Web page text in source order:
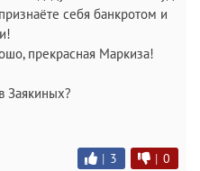
себя банкротом и
прекрасная Маркиза!
Заякиных?
| 3 | 0